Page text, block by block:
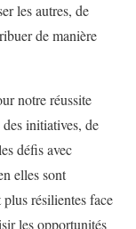
les autres, de
de manière
notre réussite
initiatives, de
défis avec
elles sont
résilientes face
les opportunités